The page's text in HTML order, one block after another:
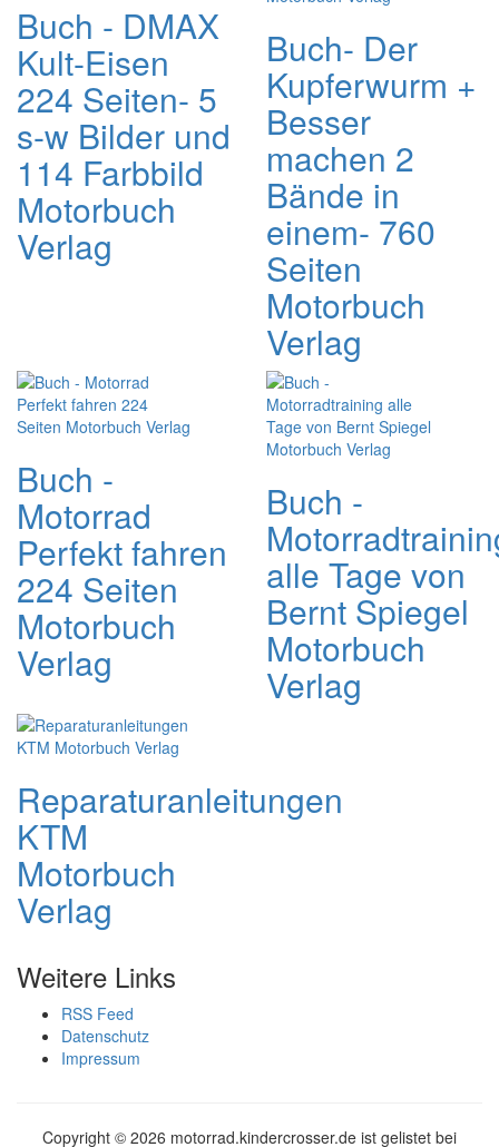
Buch - DMAX
Kult-Eisen
224 Seiten- 5
s-w Bilder und
114 Farbbild
Motorbuch
Verlag
Buch- Der
Kupferwurm +
Besser
machen 2
Bände in
einem- 760
Seiten
Motorbuch
Verlag
Buch -
Motorrad
Perfekt fahren
224 Seiten
Motorbuch
Verlag
Buch -
alle Tage von
Bernt Spiegel
Motorbuch
Verlag
Reparaturanleitungen
KTM
Motorbuch
Verlag
Weitere Links
RSS Feed
Datenschutz
Impressum
Copyright © 2026 motorrad.kindercrosser.de ist gelistet bei